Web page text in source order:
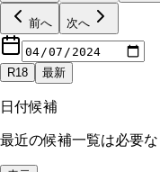
前へ 次へ
R18 最新
日付候補
最近の候補一覧は必要